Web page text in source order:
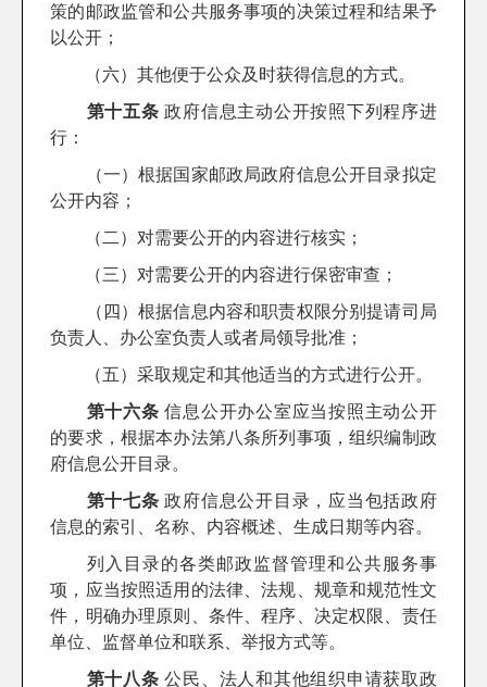
策的邮政监管和公共服务事项的决策过程和结果予
以公开；
（六）其他便于公众及时获得信息的方式。
第十五条 政府信息主动公开按照下列程序进
行：
（一）根据国家邮政局政府信息公开目录拟定
公开内容；
（二）对需要公开的内容进行核实；
（三）对需要公开的内容进行保密审查；
（四）根据信息内容和职责权限分别提请司局
负责人、办公室负责人或者局领导批准；
（五）采取规定和其他适当的方式进行公开。
第十六条 信息公开办公室应当按照主动公开
的要求，根据本办法第八条所列事项，组织编制政
府信息公开目录。
第十七条 政府信息公开目录，应当包括政府
信息的索引、名称、内容概述、生成日期等内容。
列入目录的各类邮政监督管理和公共服务事
项，应当按照适用的法律、法规、规章和规范性文
件，明确办理原则、条件、程序、决定权限、责任
单位、监督单位和联系、举报方式等。
第十八条 公民、法人和其他组织申请获取政